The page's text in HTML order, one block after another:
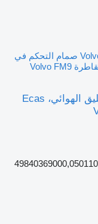
صمام الهواء Volvo صمام التحكم في
صمام الهواء Volvo صمام التحكم في التعليق الهوائي، Ecas